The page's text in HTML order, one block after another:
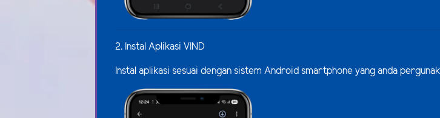
2. Instal Aplikasi VIND
Instal aplikasi sesuai dengan sistem Android smartphone yang anda